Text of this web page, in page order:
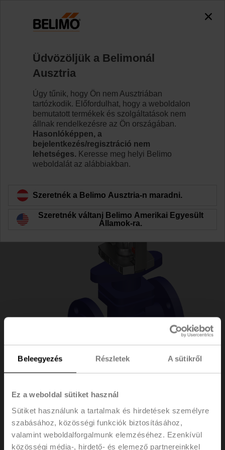
Beleegyezés Részletek A sütikről
Ez a weboldal sütiket használ
Sütiket használunk a tartalmak és hirdetések személyre
szabásához, közösségi funkciók biztosításához,
valamint weboldalforgalmunk elemzéséhez. Ezenkívül
közösségi média-, hirdető- és elemező partnereinkkel
H6015X2P5-S2/NVC230A-TPC
Tudjon meg többet
Vissza a termékkategóriához
H6015X2P5-
S2/NVC230A-TPC
Üdvözöljük a Belimonál
Ausztria
Úgy tűnik, hogy Ön nem Ausztriában
tartózkodik. Előfordulhat, hogy a weboldalon
bemutatott termékek és szolgáltatások nem
állnak rendelkezésre az Ön országában.
Hasonlóképpen, a
bejelentkezés/regisztráció nem
lehetséges. Keresse meg helyi Belimo
weboldalát az alábbiakban.
Szeretnék a Belimo Ausztria-n maradni.
Szeretnék váltani Belimo Amerikai Egyesült
Államok-ra.